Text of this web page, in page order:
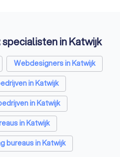
in Katwijk
Webdesigners in Katwijk
in Katwijk
in Katwijk
in Katwijk
bureaus in Katwijk